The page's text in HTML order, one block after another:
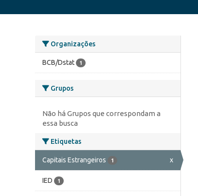
Organizações
BCB/Dstat 1
Grupos
Não há Grupos que correspondam a
essa busca
Etiquetas
Capitais Estrangeiros 1 x
IED 1